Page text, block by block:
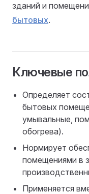
зданий и
бытовых.
Ключевые
Определяет
бытовых
умывальные,
обогрева).
Нормирует
помещениями в
Применяется